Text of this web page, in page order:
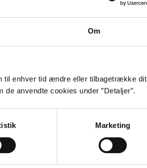
Om
til enhver tid ændre eller tilbagetrække dit
anvendte cookies under ”Detaljer”.
Marketing